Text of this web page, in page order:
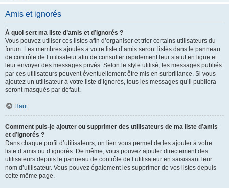
Amis et ignorés
À quoi sert ma liste d’amis et d’ignorés ?
Vous pouvez utiliser ces listes afin d’organiser et trier certains utilisateurs du
forum. Les membres ajoutés à votre liste d’amis seront listés dans le panneau
de contrôle de l’utilisateur afin de consulter rapidement leur statut en ligne et
leur envoyer des messages privés. Selon le style utilisé, les messages publiés
par ces utilisateurs peuvent éventuellement être mis en surbrillance. Si vous
ajoutez un utilisateur à votre liste d’ignorés, tous les messages qu’il publiera
seront masqués par défaut.
Haut
Comment puis-je ajouter ou supprimer des utilisateurs de ma liste d’amis
et d’ignorés ?
Dans chaque profil d’utilisateurs, un lien vous permet de les ajouter à votre
liste d’amis ou d’ignorés. De même, vous pouvez ajouter directement des
utilisateurs depuis le panneau de contrôle de l’utilisateur en saisissant leur
nom d’utilisateur. Vous pouvez également les supprimer de vos listes depuis
cette même page.